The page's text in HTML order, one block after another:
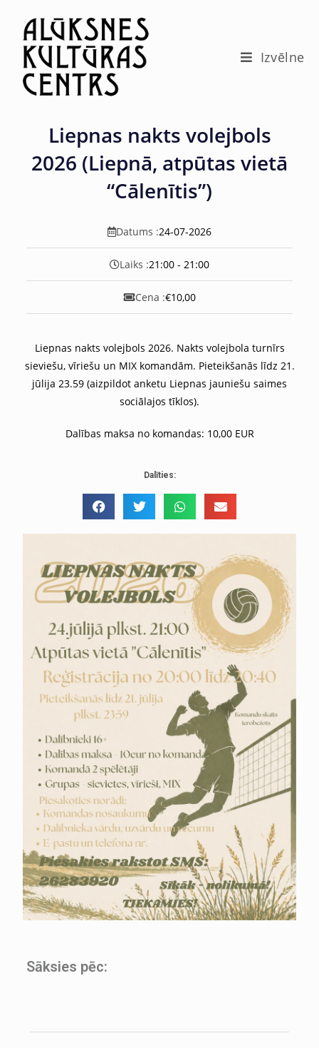
Izvēlne
Liepnas nakts volejbols
2026 (Liepnā, atpūtas vietā
“Cālenītis”)
Datums :24-07-2026
Laiks :21:00 - 21:00
Cena :€10,00
Liepnas nakts volejbols 2026. Nakts volejbola turnīrs
sieviešu, vīriešu un MIX komandām. Pieteikšanās līdz 21.
jūlija 23.59 (aizpildot anketu Liepnas jauniešu saimes
sociālajos tīklos).
Dalības maksa no komandas: 10,00 EUR
Dalīties:
Sāksies pēc: